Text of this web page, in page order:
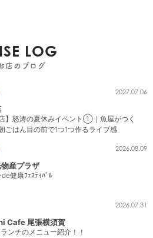
LOG
店のブログ
2027.07.06
店】怒涛の夏休みイベント①｜魚屋がつく
ごはん目の前で1つ1つ作るライブ感
2026.08.09
産プラザ
健康ﾌｪｽﾃｨﾊﾞﾙ
2026.07.31
Cafe 尾張横須賀
ンチのメニュー紹介！！